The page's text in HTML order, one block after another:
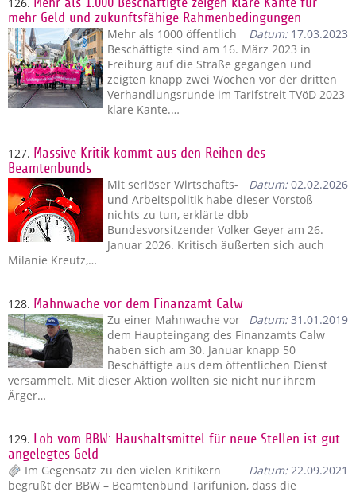
mehr Geld und zukunftsfähige Rahmenbedingungen
Datum:17.03.2023
Mehr als 1000 öffentlich
Beschäftigte sind am 16. März 2023 in
Freiburg auf die Straße gegangen und
zeigten knapp zwei Wochen vor der dritten
Verhandlungsrunde im Tarifstreit TVöD 2023
klare Kante.…
127. Massive Kritik kommt aus den Reihen des
Beamtenbunds
Datum:02.02.2026
Mit seriöser Wirtschafts-
und Arbeitspolitik habe dieser Vorstoß
nichts zu tun, erklärte dbb
Bundesvorsitzender Volker Geyer am 26.
Januar 2026. Kritisch äußerten sich auch
Milanie Kreutz,…
128. Mahnwache vor dem Finanzamt Calw
Datum:31.01.2019
Zu einer Mahnwache vor
dem Haupteingang des Finanzamts Calw
haben sich am 30. Januar knapp 50
Beschäftigte aus dem öffentlichen Dienst
versammelt. Mit dieser Aktion wollten sie nicht nur ihrem
Ärger…
129. Lob vom BBW: Haushaltsmittel für neue Stellen ist gut
angelegtes Geld
Datum:22.09.2021
Im Gegensatz zu den vielen Kritikern
begrüßt der BBW – Beamtenbund Tarifunion, dass die